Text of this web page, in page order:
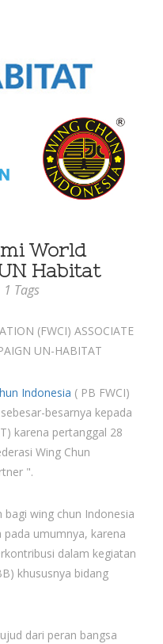
World
Habitat
1 Tags
(FWCI) ASSOCIATE
UN-HABITAT
Indonesia ( PB FWCI)
besarnya kepada
karena pertanggal 28
Wing Chun
".
wing chun Indonesia
pada umumnya, karena
dalam kegiatan
khususnya bidang
dari peran bangsa